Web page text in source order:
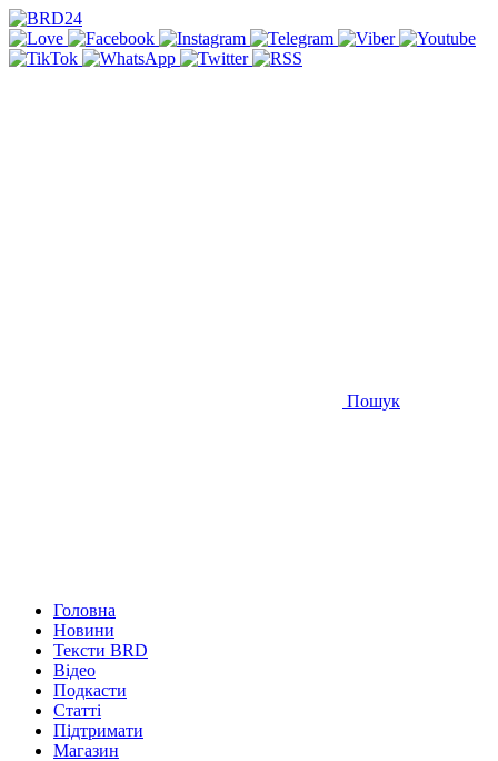
Пошук
Головна
Новини
Тексти BRD
Відео
Подкасти
Статті
Підтримати
Магазин